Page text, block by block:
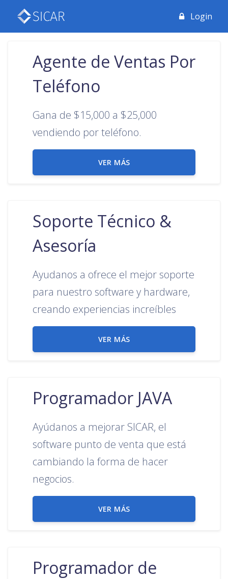
Login
Agente de Ventas Por
Teléfono
Gana de $15,000 a $25,000
vendiendo por teléfono.
VER MÁS
Soporte Técnico &
Asesoría
Ayudanos a ofrece el mejor soporte
para nuestro software y hardware,
creando experiencias increíbles
VER MÁS
Programador JAVA
Ayúdanos a mejorar SICAR, el
software punto de venta que está
cambiando la forma de hacer
negocios.
VER MÁS
Programador de